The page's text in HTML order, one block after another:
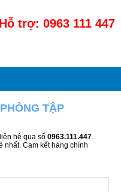
Hỗ trợ: 0963 111 447
TẬP
hệ qua số 0963.111.447.
nhất. Cam kết hàng chính